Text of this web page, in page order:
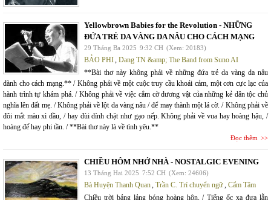
Yellowbrown Babies for the Revolution - NHỮNG
ĐỨA TRẺ DA VÀNG DA NÂU CHO CÁCH MẠNG
29 Tháng Ba 2025 9:32 CH (Xem: 20183)
BẢO PHI, Dang TN &amp; The Band from Suno AI
**Bài thơ này không phải về những đứa trẻ da vàng da nâu
dành cho cách mạng.** / Không phải về một cuộc truy cầu khoái cảm, một cơn cực lạc của
hành trình tự khám phá. / Không phải về việc cắm cờ dương vật của những kẻ dân tộc chủ
nghĩa lên đất mẹ. / Không phải về lột da vàng nâu / để may thành một lá cờ. / Không phải về
đôi mắt màu xì dầu, / hay đùi dính chặt như gạo nếp. Không phải về vua hay hoàng hậu, /
hoàng đế hay phi tần. / **Bài thơ này là về tình yêu.**
Đọc thêm
CHIỀU HÔM NHỚ NHÀ - NOSTALGIC EVENING
13 Tháng Hai 2025 7:52 CH (Xem: 24606)
Bà Huyện Thanh Quan, Trần C. Trí chuyển ngữ, Cẩm Tâm
Chiều trời bảng lảng bóng hoàng hôn, / Tiếng ốc xa đưa lẫn